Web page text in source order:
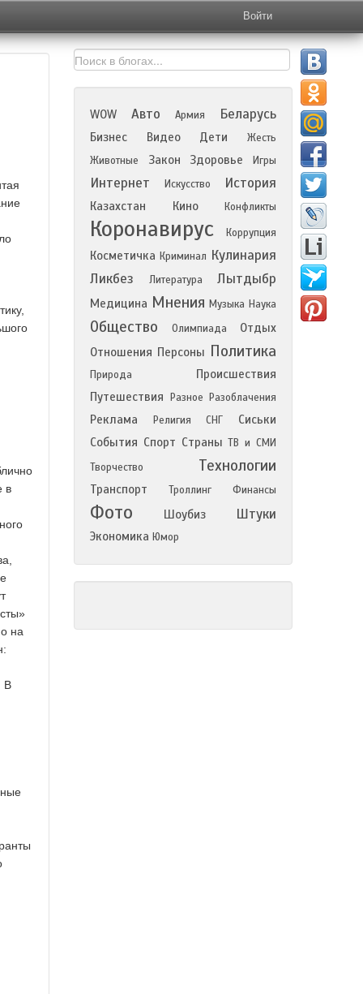
Войти
в
на
В
WOW Авто Армия Беларусь
Бизнес Видео Дети
Жесть
Животные
Закон Здоровье Игры
Интернет Искусство История
Казахстан Кино Конфликты
Коронавирус Коррупция
Косметичка Криминал Кулинария
Ликбез
Литература Лытдыбр
Медицина Мнения Музыка Наука
Общество Олимпиада
Отдых
Отношения Персоны Политика
Природа
Происшествия
Путешествия
Разное Разоблачения
Реклама Религия СНГ
Сиськи
События Спорт Страны ТВ и СМИ
Творчество
Технологии
Транспорт Троллинг Финансы
Фото Шоубиз Штуки
Экономика Юмор